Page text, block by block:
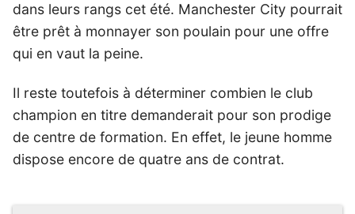
dans leurs rangs cet été. Manchester City pourrait
être prêt à monnayer son poulain pour une offre
qui en vaut la peine.
Il reste toutefois à déterminer combien le club
champion en titre demanderait pour son prodige
de centre de formation. En effet, le jeune homme
dispose encore de quatre ans de contrat.